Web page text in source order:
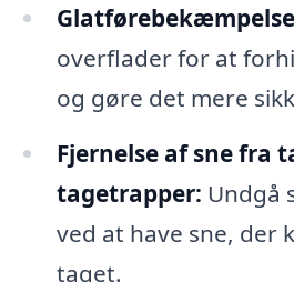
overflader for at
og gøre det mere
Fjernelse af sne fra
tagetrapper: Undgå
ved at have sne, der
taget.